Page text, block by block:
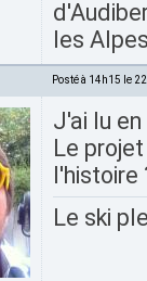
les
Posté à 14h15 le
J'ai lu
Le
l'histoire
Le ski